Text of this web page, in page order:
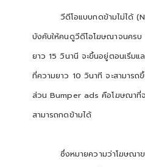
วีดีโอแบบกดข้ามไม่ได้
บังคับให้คนดูวีดีโอโฆษณาจนครบ
ยาว 15 วินานี จะขึ้นอยู่ตอนเริ่ม
ที่ความยาว 10 วินาที จะสามารถ
ส่วน Bumper ads คือโฆษณาที่จ
สามารถกดข้ามได้
ซึ่งหมายความว่าโฆษณา